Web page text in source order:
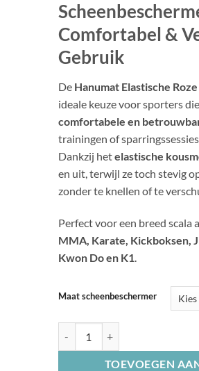
Comfortabel &
Gebruik
De Hanumat Elastische
ideale keuze voor sporters
comfortabele en
trainingen of
Dankzij hetelastische
en uit, terwijl ze toch stevig
zonder te knellen of te
Perfect voor een breed
MMA, Karate, Kickboksen,
Kwon Do en K1
Maat scheenbeschermer
TOEVOEGEN